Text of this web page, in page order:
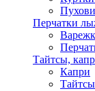
Перчатки
Тайтсы,
Капри